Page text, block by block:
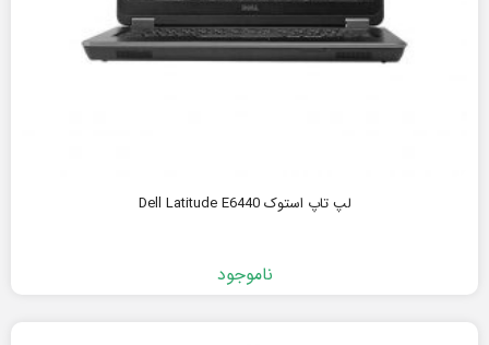
لپ تاپ استوک Dell Latitude E6440
ناموجود